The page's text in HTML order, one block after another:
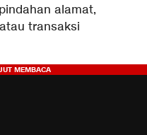
alamat,
transaksi